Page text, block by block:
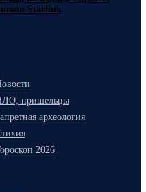
Starlink
пришельцы
археология
2026